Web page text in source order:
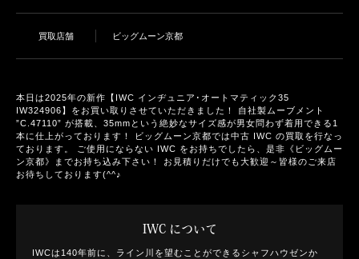
買取店舗 ビッグムーン京都
本日は2025年の新作【IWC インヂュニア･オートマティック35
IW324906】をお買い取りさせていただきました！ 自社製ムーブメント
”C.47110” が搭載、35mmという絶妙なサイズ感が男女問わず着用できる1
本に仕上がっております！ ビッグムーン京都では中古 IWC の買取を行なっ
ております。 ご使用にならない IWC をお持ちでしたら、是非《ビッグムー
ン京都》までお持ち込み下さい！ お見積りだけでも大歓迎～皆様のご来店
お待ちしております(^^♪
IWC について
IWCは140年前に、ライン川を望むことができるシャフハウゼンか